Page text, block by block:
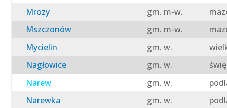
Mrozy
gm. m-w.
Mszczonów
gm. m-w.
Mycielin
gm. w.
Nagłowice
gm. w.
Narew
gm. w.
Narewka
gm. w.